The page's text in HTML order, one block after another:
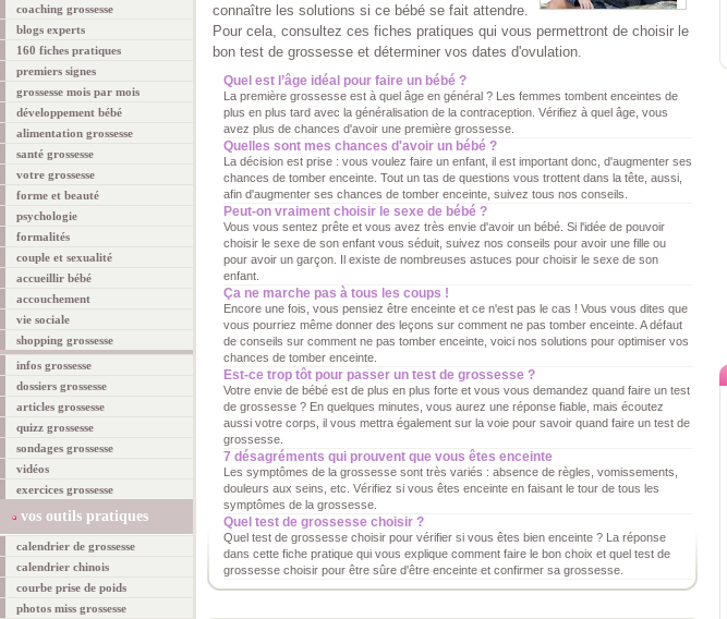
coaching grossesse
blogs experts
160 fiches pratiques
premiers signes
grossesse mois par mois
développement bébé
alimentation grossesse
santé grossesse
votre grossesse
forme et beauté
psychologie
formalités
couple et sexualité
accueillir bébé
accouchement
vie sociale
shopping grossesse
infos grossesse
dossiers grossesse
articles grossesse
quizz grossesse
sondages grossesse
vidéos
exercices grossesse
vos outils pratiques
calendrier de grossesse
calendrier chinois
courbe prise de poids
photos miss grossesse
connaître les solutions si ce bébé se fait attendre.
Pour cela, consultez ces fiches pratiques qui vous permettront de choisir le
bon test de grossesse et déterminer vos dates d'ovulation.
Quel est l’âge idéal pour faire un bébé ?
La première grossesse est à quel âge en général ? Les femmes tombent enceintes de
plus en plus tard avec la généralisation de la contraception. Vérifiez à quel âge, vous
avez plus de chances d'avoir une première grossesse.
Quelles sont mes chances d'avoir un bébé ?
La décision est prise : vous voulez faire un enfant, il est important donc, d'augmenter ses
chances de tomber enceinte. Tout un tas de questions vous trottent dans la tête, aussi,
afin d'augmenter ses chances de tomber enceinte, suivez tous nos conseils.
Peut-on vraiment choisir le sexe de bébé ?
Vous vous sentez prête et vous avez très envie d'avoir un bébé. Si l'idée de pouvoir
choisir le sexe de son enfant vous séduit, suivez nos conseils pour avoir une fille ou
pour avoir un garçon. Il existe de nombreuses astuces pour choisir le sexe de son
enfant.
Ça ne marche pas à tous les coups !
Encore une fois, vous pensiez être enceinte et ce n'est pas le cas ! Vous vous dites que
vous pourriez même donner des leçons sur comment ne pas tomber enceinte. A défaut
de conseils sur comment ne pas tomber enceinte, voici nos solutions pour optimiser vos
chances de tomber enceinte.
Est-ce trop tôt pour passer un test de grossesse ?
Votre envie de bébé est de plus en plus forte et vous vous demandez quand faire un test
de grossesse ? En quelques minutes, vous aurez une réponse fiable, mais écoutez
aussi votre corps, il vous mettra également sur la voie pour savoir quand faire un test de
grossesse.
7 désagréments qui prouvent que vous êtes enceinte
Les symptômes de la grossesse sont très variés : absence de règles, vomissements,
douleurs aux seins, etc. Vérifiez si vous êtes enceinte en faisant le tour de tous les
symptômes de la grossesse.
Quel test de grossesse choisir ?
Quel test de grossesse choisir pour vérifier si vous êtes bien enceinte ? La réponse
dans cette fiche pratique qui vous explique comment faire le bon choix et quel test de
grossesse choisir pour être sûre d'être enceinte et confirmer sa grossesse.